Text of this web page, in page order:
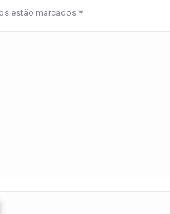
estão marcados *